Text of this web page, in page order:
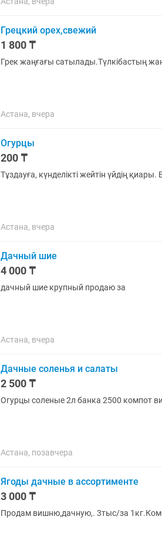
Грецкий орех,свежий
1 800 ₸
Грек жаңғағы сатылады.Түлкібастың
Астана, вчера
Огурцы
200 ₸
Тұздауға, күнделікті жейтін үйдің
Астана, вчера
Дачный шие
4 000 ₸
дачный шие крупный продаю за
Астана, вчера
Дачные соленья и салаты
2 500 ₸
Огурцы соленые 2л банка 2500 компот
Астана, позавчера
Ягоды дачные в ассортименте
3 000 ₸
Продам вишню,дачную,. 3тыс/за